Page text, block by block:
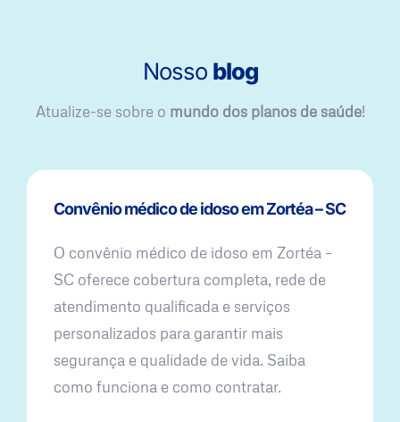
Nosso blog
Atualize-se sobre o mundo dos planos de saúde!
Convênio médico de idoso em Zortéa – SC
O convênio médico de idoso em Zortéa –
SC oferece cobertura completa, rede de
atendimento qualificada e serviços
personalizados para garantir mais
segurança e qualidade de vida. Saiba
como funciona e como contratar.